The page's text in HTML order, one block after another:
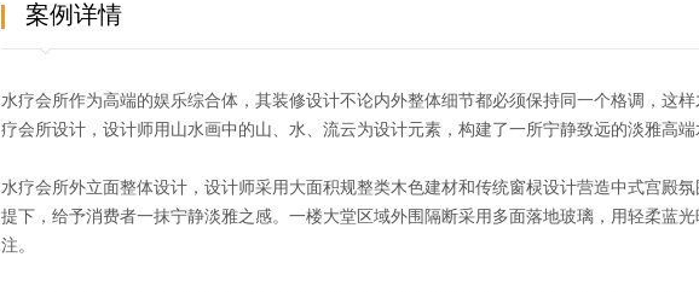
案例详情
水疗会所作为高端的娱乐综合体，其装修设计不论内外整体细节都必须保持同一个格调，这
疗会所设计，设计师用山水画中的山、水、流云为设计元素，构建了一所宁静致远的淡雅高端
水疗会所外立面整体设计，设计师采用大面积规整类木色建材和传统窗棂设计营造中式宫殿
提下，给予消费者一抹宁静淡雅之感。一楼大堂区域外围隔断采用多面落地玻璃，用轻柔蓝
注。